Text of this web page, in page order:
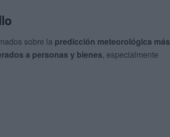
sobre la predicción meteorológica más
a personas y bienes, especialmente